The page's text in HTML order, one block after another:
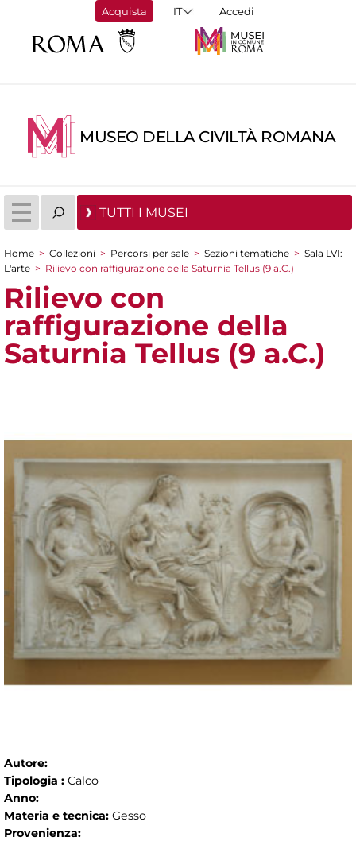
Acquista Accedi
MUSEO DELLA CIVILTÀ ROMANA
TUTTI I MUSEI
Tu sei qui
Home > Collezioni > Percorsi per sale > Sezioni tematiche > Sala LVI:
L'arte > Rilievo con raffigurazione della Saturnia Tellus (9 a.C.)
Rilievo con
raffigurazione della
Saturnia Tellus (9 a.C.)
Autore:
Tipologia : Calco
Anno:
Materia e tecnica: Gesso
Provenienza: